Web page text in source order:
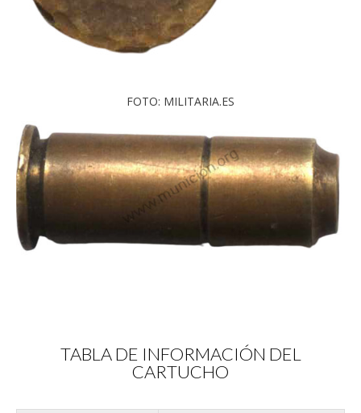
FOTO: MILITARIA.ES
TABLA DE INFORMACIÓN DEL
CARTUCHO